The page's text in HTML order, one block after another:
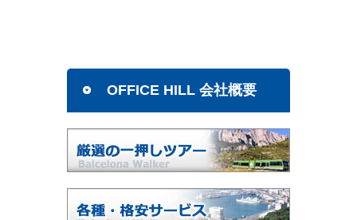
OFFICE HILL 会社概要